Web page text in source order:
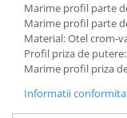
Skoda
Subaru
Suzuki
Toyota
Marime profil parte
Marime profil parte
Material: Otel crom-
Profil priza de
Marime profil priza
Informatii